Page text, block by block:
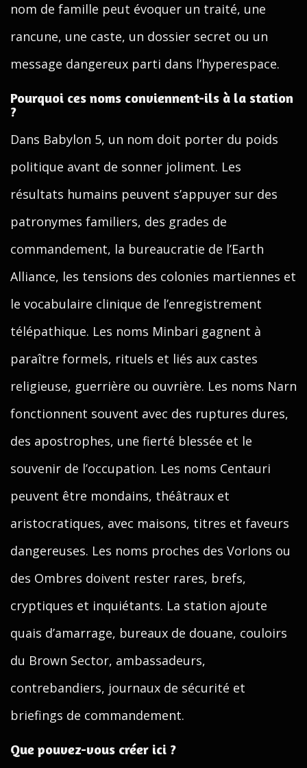
nom de famille peut évoquer un traité, une
rancune, une caste, un dossier secret ou un
message dangereux parti dans l’hyperespace.
Pourquoi ces noms conviennent-ils à la station
?
Dans Babylon 5, un nom doit porter du poids
politique avant de sonner joliment. Les
résultats humains peuvent s’appuyer sur des
patronymes familiers, des grades de
commandement, la bureaucratie de l’Earth
Alliance, les tensions des colonies martiennes et
le vocabulaire clinique de l’enregistrement
télépathique. Les noms Minbari gagnent à
paraître formels, rituels et liés aux castes
religieuse, guerrière ou ouvrière. Les noms Narn
fonctionnent souvent avec des ruptures dures,
des apostrophes, une fierté blessée et le
souvenir de l’occupation. Les noms Centauri
peuvent être mondains, théâtraux et
aristocratiques, avec maisons, titres et faveurs
dangereuses. Les noms proches des Vorlons ou
des Ombres doivent rester rares, brefs,
cryptiques et inquiétants. La station ajoute
quais d’amarrage, bureaux de douane, couloirs
du Brown Sector, ambassadeurs,
contrebandiers, journaux de sécurité et
briefings de commandement.
Que pouvez-vous créer ici ?